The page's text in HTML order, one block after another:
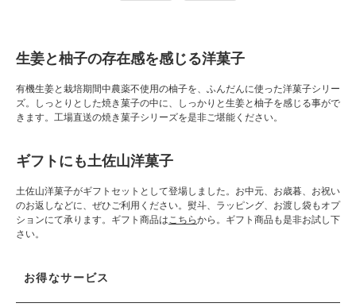
生姜と柚子の存在感を感じる洋菓子
有機生姜と栽培期間中農薬不使用の柚子を、ふんだんに使った洋菓子シリー
ズ。しっとりとした焼き菓子の中に、しっかりと生姜と柚子を感じる事がで
きます。工場直送の焼き菓子シリーズを是非ご堪能ください。
ギフトにも土佐山洋菓子
土佐山洋菓子がギフトセットとして登場しました。お中元、お歳暮、お祝い
のお返しなどに、ぜひご利用ください。熨斗、ラッピング、お渡し袋もオプ
ションにて承ります。ギフト商品は こちらから。ギフト商品も是非お試し下
さい。
お得なサービス